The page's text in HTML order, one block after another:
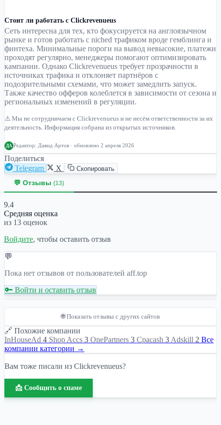
Стоит ли работать с Clickrevenueus
Сеть интересна для тех, кто фокусируется на англоязычном
рынке и готов работать с niched трафиком вроде гемблинга и
финтеха. Минимальные пороги на вывод невысокие, платежи
проходят регулярно, менеджеры помогают оптимизировать
кампании. Однако Clickrevenueus требует прозрачности в
источниках трафика и отклоняет партнёров с
подозрительными схемами, что может замедлить запуск.
Также качество офферов колеблется в зависимости от сезона и
региональных изменений в регуляции.
⚠️ Мы не сотрудничаем с Clickrevenueus и не несём ответственности за их
деятельность. Информация собрана из открытых источников.
ДА Редактор: Давид Артов · обновлено 2 апреля 2026
Поделиться
Telegram
X Скопировать
💬 Отзывы (13)
9.4
Средняя оценка
из 13 оценок
Войдите, чтобы оставить отзыв
💬
Пока нет отзывов от пользователей aff.top
🔑 Войти и оставить отзыв
🌐 Показать отзывы с других сайтов
🔗 Похожие компании
InHouseAd 4 Shop Accs 3 OnePartners 3 Cpacash 3 Adskill 2 Все
компании категории →
Вам тоже писали из Clickrevenueus?
📩 Сообщить о спаме